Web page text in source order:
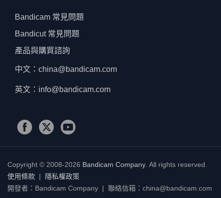
Bandicam 常見問題
Bandicut 常見問題
產品與購買諮詢
中文：china@bandicam.com
英文：info@bandicam.com
Copyright © 2008-2026 Bandicam Company. All rights reserved.
使用條款 |
隱私權政策
開發者：Bandicam Company | 聯絡信箱：china@bandicam.com